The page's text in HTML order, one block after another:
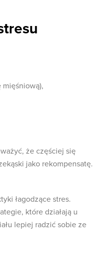
mięśniową),
że częściej się
jako rekompensatę.
łagodzące stres.
które działają u
lepiej radzić sobie ze